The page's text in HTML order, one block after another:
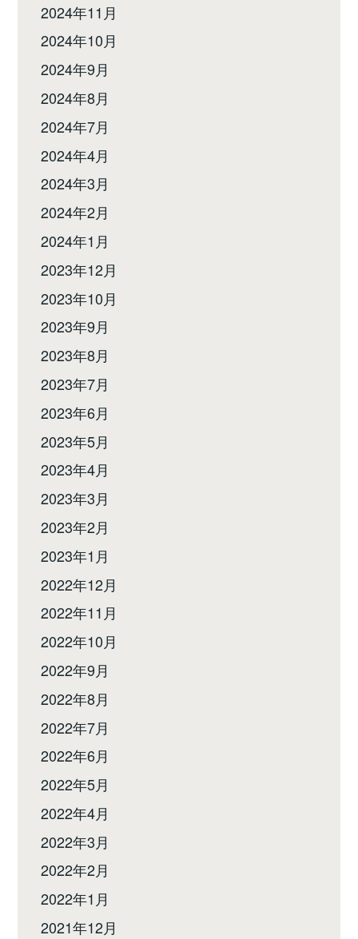
2024年11月
2024年10月
2024年9月
2024年8月
2024年7月
2024年4月
2024年3月
2024年2月
2024年1月
2023年12月
2023年10月
2023年9月
2023年8月
2023年7月
2023年6月
2023年5月
2023年4月
2023年3月
2023年2月
2023年1月
2022年12月
2022年11月
2022年10月
2022年9月
2022年8月
2022年7月
2022年6月
2022年5月
2022年4月
2022年3月
2022年2月
2022年1月
2021年12月